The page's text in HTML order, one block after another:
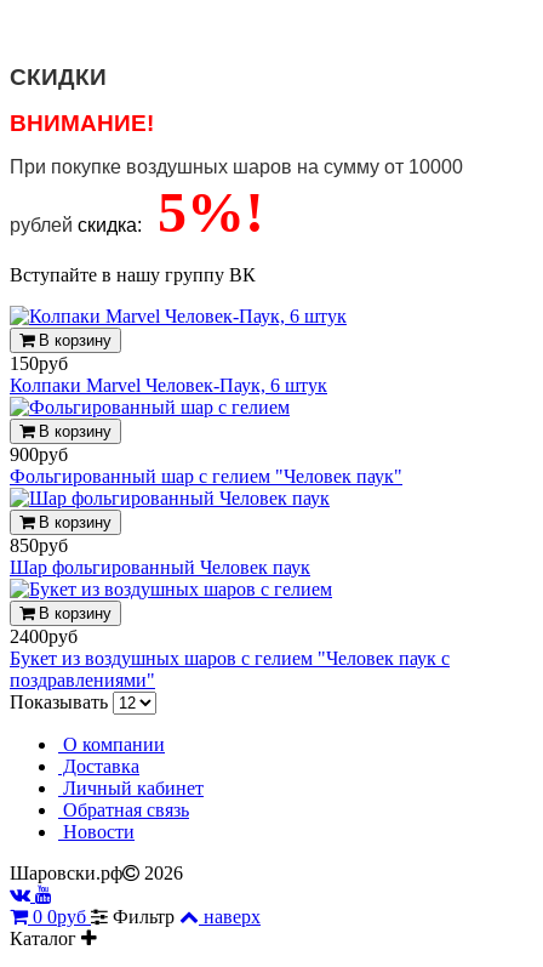
СКИДКИ
ВНИМАНИЕ!
При покупке воздушных шаров на сумму от 10000
рублей скидка: 5%!
Вступайте в нашу группу ВК
В корзину
150руб
Колпаки Marvel Человек-Паук, 6 штук
В корзину
900руб
Фольгированный шар с гелием "Человек паук"
В корзину
850руб
Шар фольгированный Человек паук
В корзину
2400руб
Букет из воздушных шаров с гелием "Человек паук с
поздравлениями"
Показывать
О компании
Доставка
Личный кабинет
Обратная связь
Новости
Шаровски.рф
2026
0 0руб Фильтр
наверх
Каталог